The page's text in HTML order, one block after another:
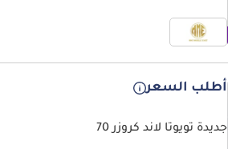
أطلب السعر
جديدة تويوتا لاند كروزر 70